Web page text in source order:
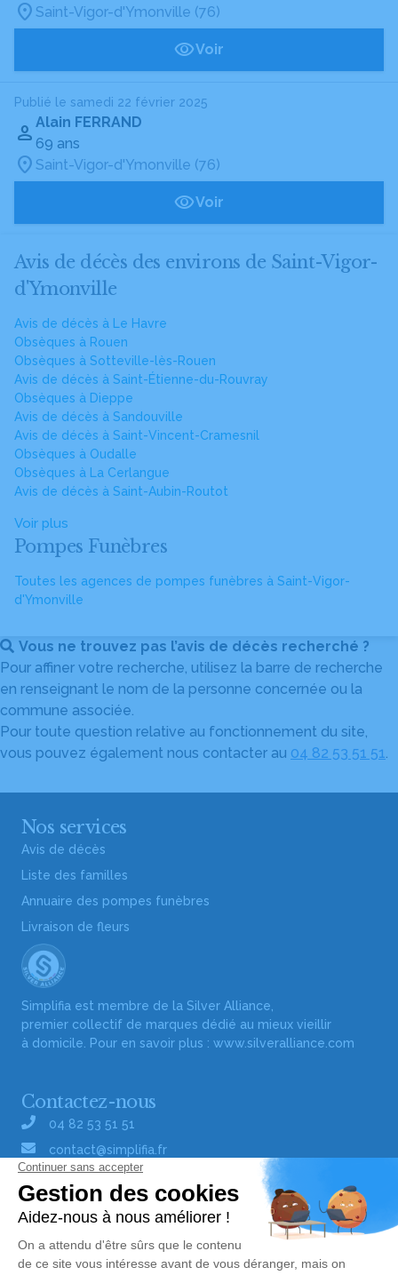
Saint-Vigor-d'Ymonville (76)
Voir
Publié le samedi 22 février 2025
Alain FERRAND
69 ans
Saint-Vigor-d'Ymonville (76)
Voir
Avis de décès des environs de Saint-Vigor-
d'Ymonville
Avis de décès à Le Havre
Obsèques à Rouen
Obsèques à Sotteville-lès-Rouen
Avis de décès à Saint-Étienne-du-Rouvray
Obsèques à Dieppe
Avis de décès à Sandouville
Avis de décès à Saint-Vincent-Cramesnil
Obsèques à Oudalle
Obsèques à La Cerlangue
Avis de décès à Saint-Aubin-Routot
Voir plus
Pompes Funèbres
Toutes les agences de pompes funèbres à Saint-Vigor-
d'Ymonville
Vous ne trouvez pas l’avis de décès recherché ?
Pour affiner votre recherche, utilisez la barre de recherche
en renseignant le nom de la personne concernée ou la
commune associée.
Pour toute question relative au fonctionnement du site,
vous pouvez également nous contacter au 04 82 53 51 51.
Nos services
Avis de décès
Liste des familles
Annuaire des pompes funèbres
Livraison de fleurs
Simplifia est membre de la Silver Alliance,
premier collectif de marques dédié au mieux vieillir
à domicile. Pour en savoir plus : www.silveralliance.com
Contactez-nous
04 82 53 51 51
contact@simplifia.fr
Réseaux sociaux